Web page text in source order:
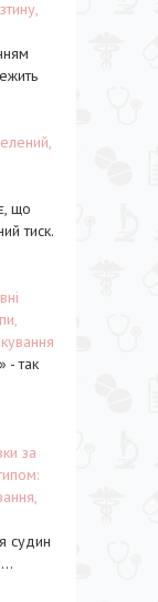
що
тиск.
- так
за
судин